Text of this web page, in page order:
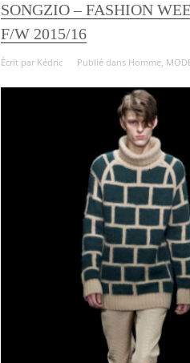
SONGZIO – FASHION
F/W 2015/16
Écrit par Kédric Publié dans Homme,